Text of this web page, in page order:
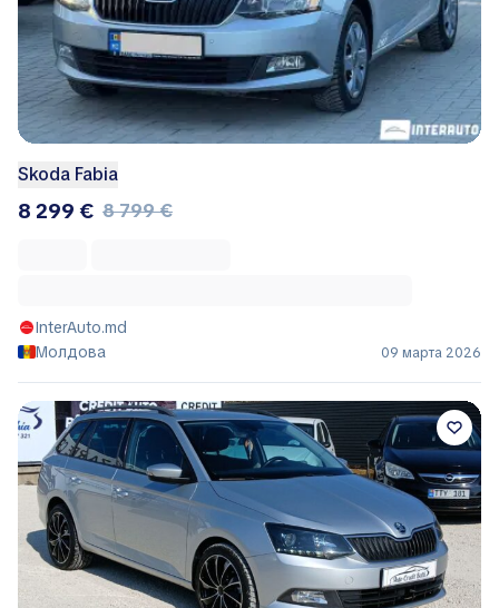
Skoda Fabia
8 299 € 8 799 €
InterAuto.md
Молдова
09 марта 2026